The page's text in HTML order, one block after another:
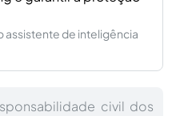
assistente de inteligência
civil dos